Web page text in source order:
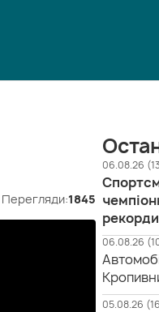
Перегляди:1845
06.08.26
рекорди
06.08.26
05.08.26